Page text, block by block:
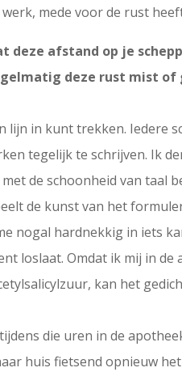
mede voor de rust
deze afstand op je
deze rust mist
lijn in kunt trekken. Iedere
tegelijk te schrijven. Ik
de schoonheid van taal
de kunst van het
nogal hardnekkig in iets
loslaat. Omdat ik mij in
kan het
die uren in de
huis fietsend opnieuw